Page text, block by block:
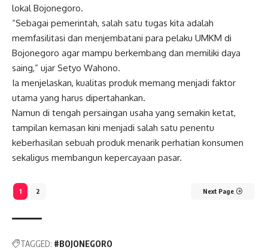
lokal Bojonegoro.
“Sebagai pemerintah, salah satu tugas kita adalah
memfasilitasi dan menjembatani para pelaku UMKM di
Bojonegoro agar mampu berkembang dan memiliki daya
saing,” ujar Setyo Wahono.
Ia menjelaskan, kualitas produk memang menjadi faktor
utama yang harus dipertahankan.
Namun di tengah persaingan usaha yang semakin ketat,
tampilan kemasan kini menjadi salah satu penentu
keberhasilan sebuah produk menarik perhatian konsumen
sekaligus membangun kepercayaan pasar.
1 2 Next Page
TAGGED: #BOJONEGORO